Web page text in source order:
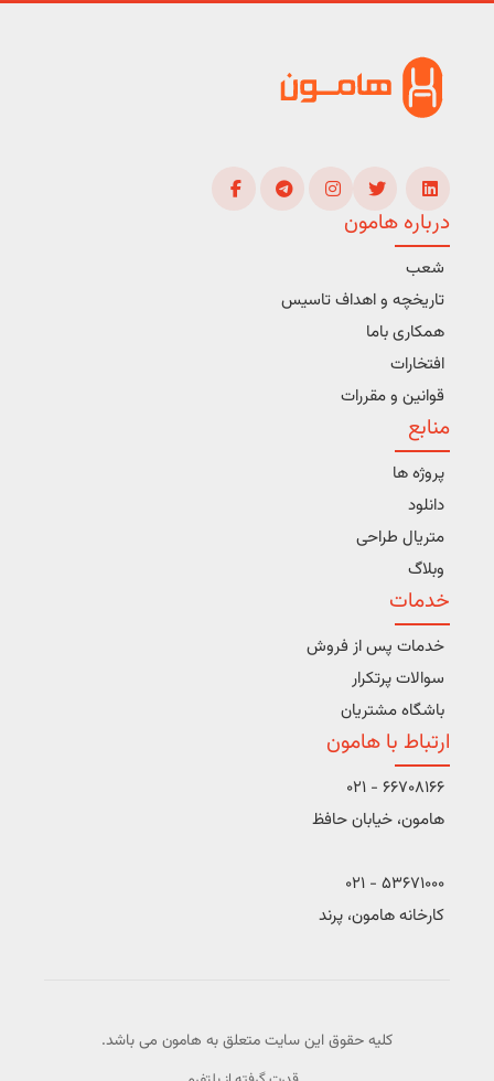
درباره هامون
شعب
تاریخچه و اهداف تاسیس
همکاری باما
افتخارات
قوانین و مقررات
منابع
پروژه ها
دانلود
متریال طراحی
وبلاگ
خدمات
خدمات پس از فروش
سوالات پرتکرار
باشگاه مشتریان
ارتباط با هامون
66708166 - 021
هامون، خیابان حافظ
53671000 - 021
کارخانه هامون، پرند
کلیه حقوق این سایت متعلق به هامون می باشد.